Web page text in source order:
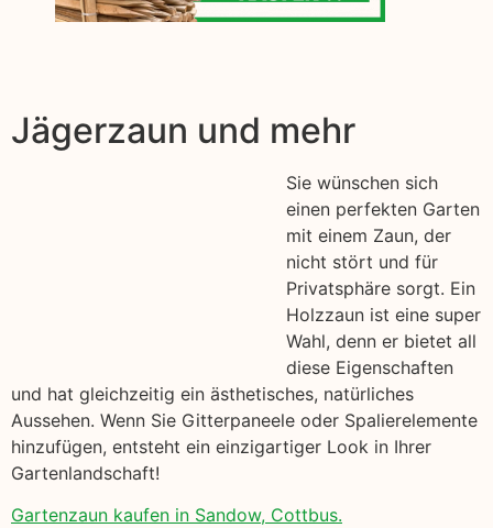
Jägerzaun und mehr
Sie wünschen sich
einen perfekten Garten
mit einem Zaun, der
nicht stört und für
Privatsphäre sorgt. Ein
Holzzaun ist eine super
Wahl, denn er bietet all
diese Eigenschaften
und hat gleichzeitig ein ästhetisches, natürliches
Aussehen. Wenn Sie Gitterpaneele oder Spalierelemente
hinzufügen, entsteht ein einzigartiger Look in Ihrer
Gartenlandschaft!
Gartenzaun kaufen in Sandow, Cottbus.